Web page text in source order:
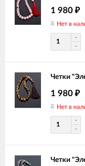
1 980 ₽
Нет в
Четки
1 980 ₽
Нет в
Четки